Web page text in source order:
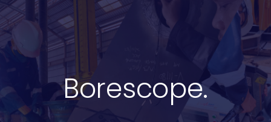
Borescope.